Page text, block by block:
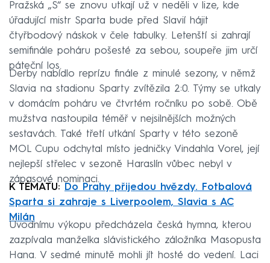
Pražská „S“ se znovu utkají už v neděli v lize, kde
úřadující mistr Sparta bude před Slavií hájit
čtyřbodový náskok v čele tabulky. Letenští si zahrají
semifinále poháru pošesté za sebou, soupeře jim určí
páteční los.
Derby nabídlo reprízu finále z minulé sezony, v němž
Slavia na stadionu Sparty zvítězila 2:0. Týmy se utkaly
v domácím poháru ve čtvrtém ročníku po sobě. Obě
mužstva nastoupila téměř v nejsilnějších možných
sestavách. Také třetí utkání Sparty v této sezoně
MOL Cupu odchytal místo jedničky Vindahla Vorel, její
nejlepší střelec v sezoně Haraslín vůbec nebyl v
zápasové nominaci.
K TÉMATU: Do Prahy přijedou hvězdy. Fotbalová
Sparta si zahraje s Liverpoolem, Slavia s AC
Milán
Úvodnímu výkopu předcházela česká hymna, kterou
zazpívala manželka slávistického záložníka Masopusta
Hana. V sedmé minutě mohli jít hosté do vedení. Laci